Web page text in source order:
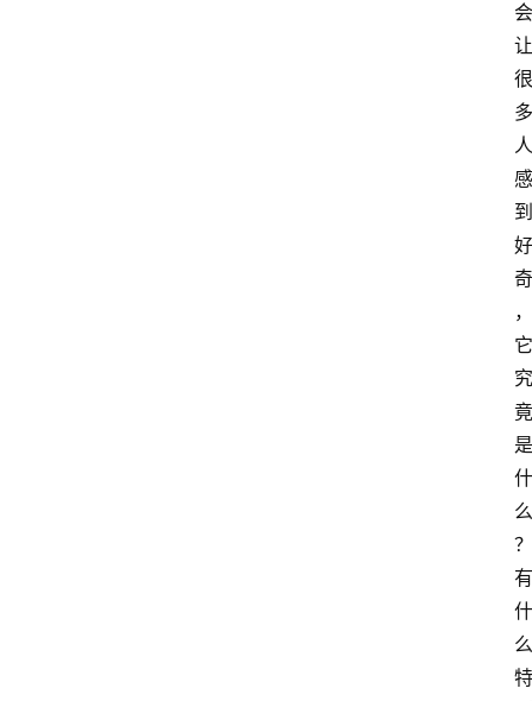
会
让
很
多
人
感
到
好
奇
，
它
究
竟
是
什
么
？
有
什
么
特